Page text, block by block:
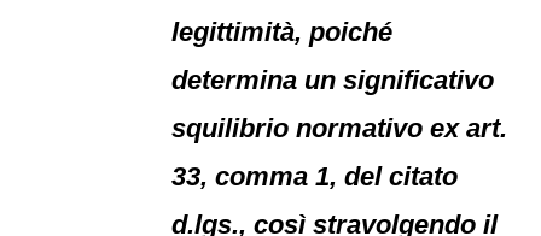
legittimità, poiché
determina un significativo
squilibrio normativo ex art.
33, comma 1, del citato
d.lgs., così stravolgendo il